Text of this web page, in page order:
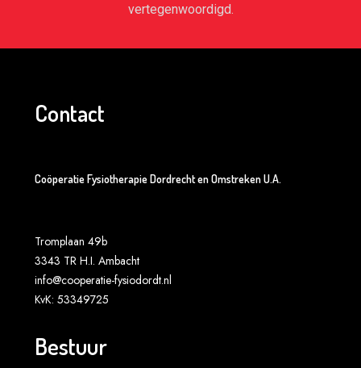
vertegenwoordigd.
Contact
Coöperatie Fysiotherapie Dordrecht en Omstreken U.A.
Tromplaan 49b
3343 TR H.I. Ambacht
info@cooperatie-fysiodordt.nl
KvK: 53349725
Bestuur